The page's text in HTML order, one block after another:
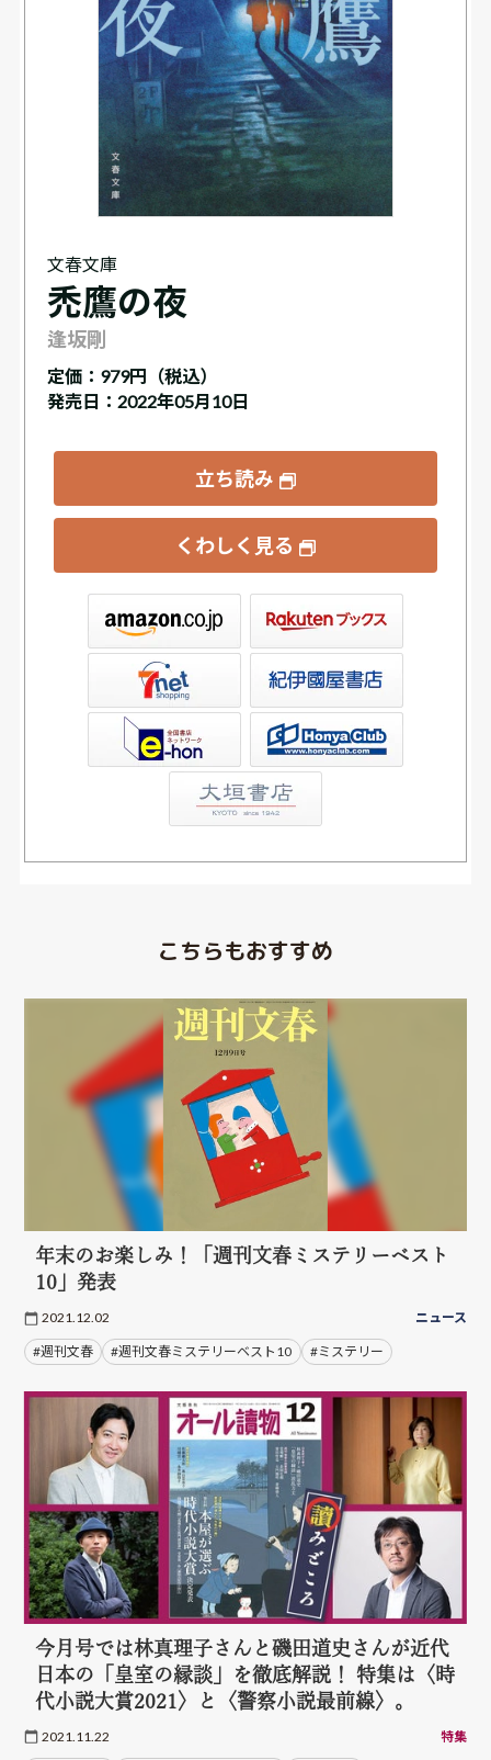
文春文庫
禿鷹の夜
逢坂剛
定価： 979円（税込）
発売日：2022年05月10日
立ち読み
くわしく見る
書店ウェブストア
こちらもおすすめ
年末のお楽しみ！「週刊文春ミステリーベスト
10」発表
2021.12.02 ニュース
#週刊文春 #週刊文春ミステリーベスト10 #ミステリー
今月号では林真理子さんと磯田道史さんが近代
日本の「皇室の縁談」を徹底解説！ 特集は〈時
代小説大賞2021〉と〈警察小説最前線〉。
2021.11.22 特集